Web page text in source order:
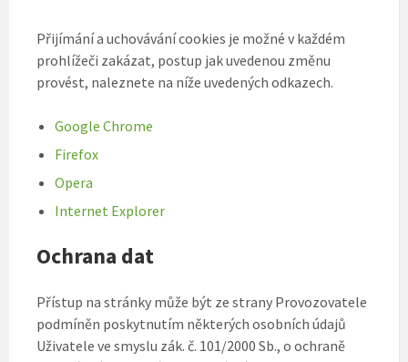
Přijímání a uchovávání cookies je možné v každém
prohlížeči zakázat, postup jak uvedenou změnu
provést, naleznete na níže uvedených odkazech.
Google Chrome
Firefox
Opera
Internet Explorer
Ochrana dat
Přístup na stránky může být ze strany Provozovatele
podmíněn poskytnutím některých osobních údajů
Uživatele ve smyslu zák. č. 101/2000 Sb., o ochraně